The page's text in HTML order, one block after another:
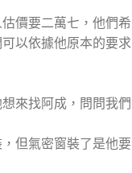
價要二萬七，他們希
以依據他原本的要求
來找阿成，問問我們
但氣密窗裝了是他要